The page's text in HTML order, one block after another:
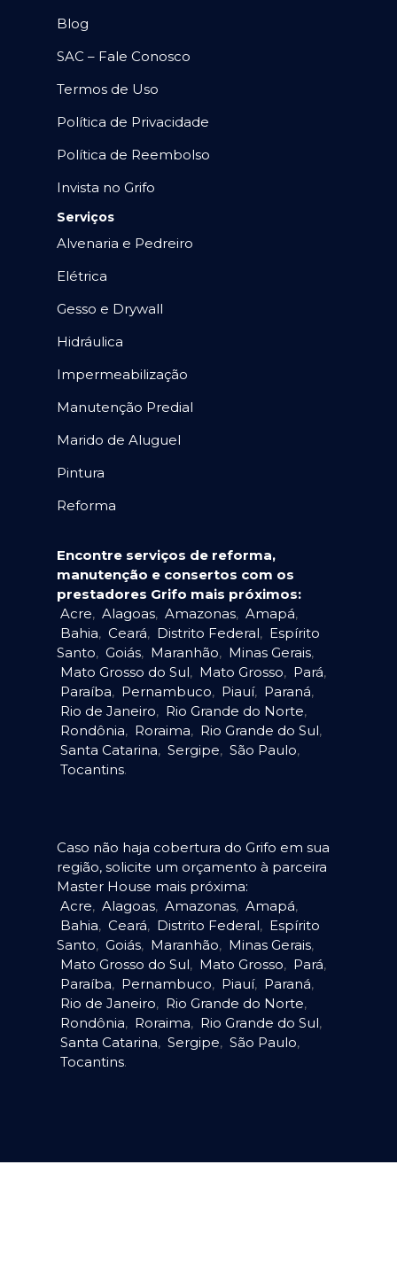
Blog
SAC – Fale Conosco
Termos de Uso
Política de Privacidade
Política de Reembolso
Invista no Grifo
Serviços
Alvenaria e Pedreiro
Elétrica
Gesso e Drywall
Hidráulica
Impermeabilização
Manutenção Predial
Marido de Aluguel
Pintura
Reforma
Encontre serviços de reforma,
manutenção e consertos com os
prestadores Grifo mais próximos:
Acre, Alagoas, Amazonas, Amapá,
Bahia, Ceará, Distrito Federal, Espírito
Santo, Goiás, Maranhão, Minas Gerais,
Mato Grosso do Sul, Mato Grosso, Pará,
Paraíba, Pernambuco, Piauí, Paraná,
Rio de Janeiro, Rio Grande do Norte,
Rondônia, Roraima, Rio Grande do Sul,
Santa Catarina, Sergipe, São Paulo,
Tocantins.
Caso não haja cobertura do Grifo em sua
região, solicite um orçamento à parceira
Master House mais próxima:
Acre, Alagoas, Amazonas, Amapá,
Bahia, Ceará, Distrito Federal, Espírito
Santo, Goiás, Maranhão, Minas Gerais,
Mato Grosso do Sul, Mato Grosso, Pará,
Paraíba, Pernambuco, Piauí, Paraná,
Rio de Janeiro, Rio Grande do Norte,
Rondônia, Roraima, Rio Grande do Sul,
Santa Catarina, Sergipe, São Paulo,
Tocantins.